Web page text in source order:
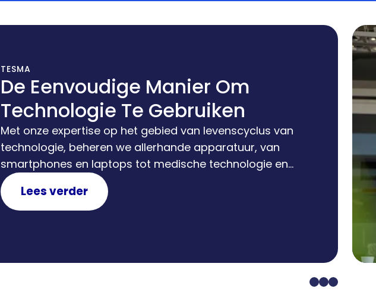
TESMA
De Eenvoudige Manier Om
Technologie Te Gebruiken
Met onze expertise op het gebied van levenscyclus van
technologie, beheren we allerhande apparatuur, van
smartphones en laptops tot medische technologie en
vorkheftrucks. tesma is het platform waarmee we onze
op maat gemaakte bedrijfsconcepten implementeren,
zodat uw kosten en administratieve rompslomp tot een
eenvoudig, papierloos en handig.
Lees verder